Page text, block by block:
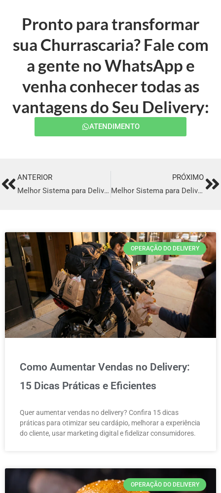
Pronto para transformar
sua Churrascaria? Fale com
a gente no WhatsApp e
venha conhecer todas as
vantagens do Seu Delivery:
ATENDIMENTO
PrevANTERIOR
Melhor Sistema para Delivery em Campo Mourão
PRÓXIMO
Melhor Sistema para Delivery em Itabaiana
OPERAÇÃO DO DELIVERY
Como Aumentar Vendas no Delivery:
15 Dicas Práticas e Eficientes
Quer aumentar vendas no delivery? Confira 15 dicas
práticas para otimizar seu cardápio, melhorar a experiência
do cliente, usar marketing digital e fidelizar consumidores.
OPERAÇÃO DO DELIVERY